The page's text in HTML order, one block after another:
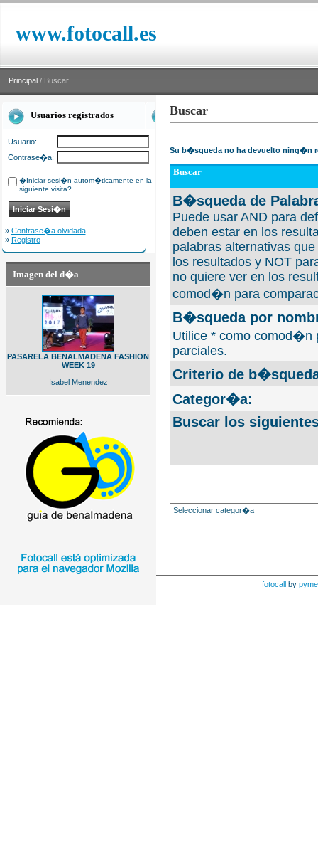
www.fotocall.es
Principal / Buscar
Usuarios registrados
Usuario:
Contrase�a:
�Iniciar sesi�n autom�ticamente en la
siguiente visita?
» Contrase�a olvidada
» Registro
Imagen del d�a
PASARELA BENALMADENA FASHION
WEEK 19
Isabel Menendez
Buscar
Su b�squeda no ha devuelto ning�n
Buscar
B�squeda de
Puede usar AND para
deben estar en los
palabras alternativas
los resultados y NOT
no quiere ver en los
comod�n para
B�squeda por
Utilice * como comod�n
parciales.
Criterio de
Categor�a:
Buscar los
fotocall by